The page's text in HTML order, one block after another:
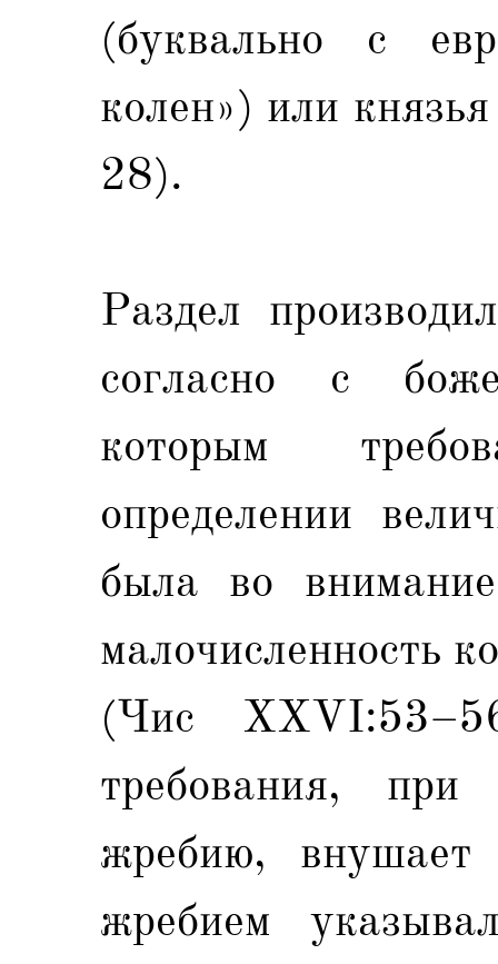
(буквально с
колен») или
28).
Раздел
согласно с
которым
определении
была во
малочисленность
(Чис
требования,
жребию, внушает
жребием